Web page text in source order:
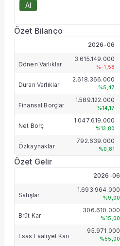
Al
Özet Bilanço
2026-06
Dönen Varlıklar
3.615.149.000
%-1,58
Duran Varlıklar
2.618.366.000
%5,47
Finansal Borçlar
1.589.122.000
%14,17
Net Borç
1.047.619.000
%13,80
Özkaynaklar
792.639.000
%0,81
Özet Gelir
2026-06
Satışlar
1.693.964.000
%9,00
Brüt Kar
306.610.000
%15,00
Esas Faaliyet Karı
95.971.000
%55,00